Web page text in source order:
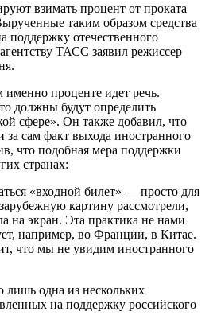
взимать процент от проката
таким образом средства
поддержку отечественного
ТАСС заявил режиссер
именно проценте идет речь.
должны будут определить
сфере». Он также добавил, что
за сам факт выхода иностранного
что подобная мера поддержки
странах:
«входной билет» — просто для
картину рассмотрели,
на экран. Эта практика не нами
например, во Франции, в Китае.
что мы не увидим иностранного
лишь одна из нескольких
на поддержку российского